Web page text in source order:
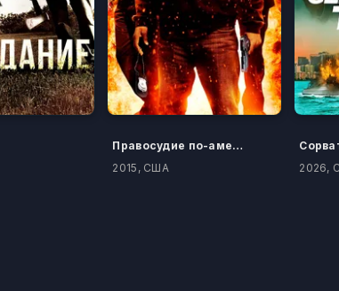
Правосудие по-американски
2015, США
2026,